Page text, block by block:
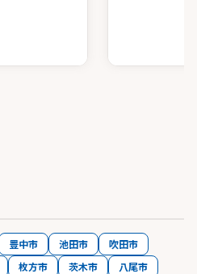
豊中市 池田市
吹田市
枚方市 茨木市
八尾市